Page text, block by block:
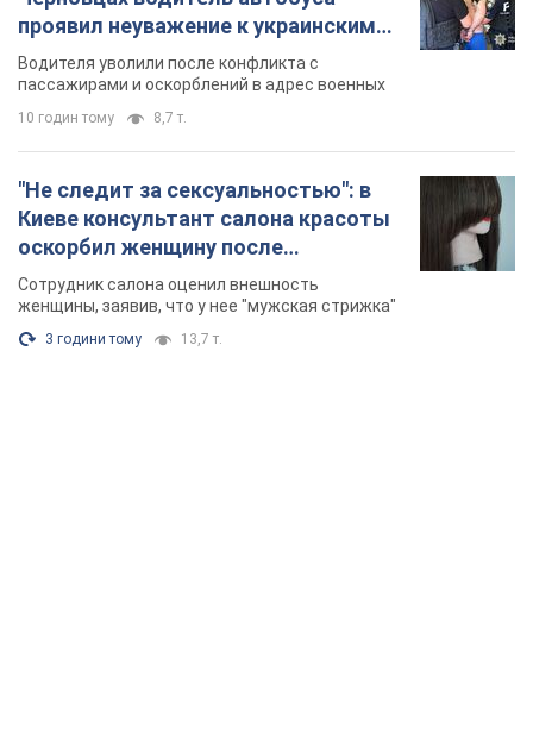
проявил неуважение к украинским
военным и поплатился за это.
Видео
Водителя уволили после конфликта с
пассажирами и оскорблений в адрес военных
10 годин тому 8,7 т.
"Не следит за сексуальностью": в
Киеве консультант салона красоты
оскорбил женщину после
химиотерапии, разгорелся скандал.
Фото
Сотрудник салона оценил внешность
женщины, заявив, что у нее "мужская стрижка"
3 години тому 13,7 т.